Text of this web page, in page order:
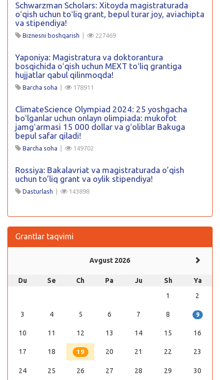
Schwarzman Scholars: Xitoyda magistraturada
oʻqish uchun toʻliq grant, bepul turar joy, aviachipta
va stipendiya!
Biznesni boshqarish 227469
Yaponiya: Magistratura va doktorantura
bosqichida oʻqish uchun MEXT toʻliq grantiga
hujjatlar qabul qilinmoqda!
Barcha soha 178911
ClimateScience Olympiad 2024: 25 yoshgacha
boʻlganlar uchun onlayn olimpiada: mukofot
jamgʻarmasi 15 000 dollar va gʻoliblar Bakuga
bepul safar qiladi!
Barcha soha 149702
Rossiya: Bakalavriat va magistraturada o’qish
uchun to’liq grant va oylik stipendiya!
Dasturlash 143898
Grantlar taqvimi
Avgust 2026
Du Se Ch Pa Ju Sh
Ya
1
2
3 4 5 6 7 8 9
10 11 12 13 14 15 16
17 18 19 20 21 22 23
24 25 26 27 28 29 30